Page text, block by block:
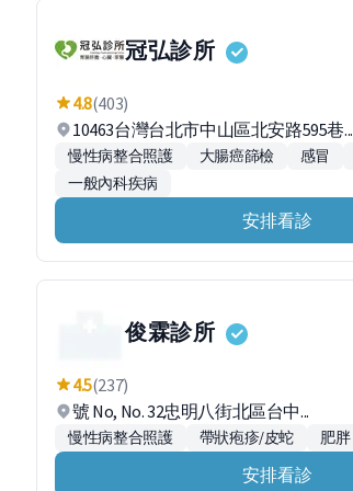
冠弘診所
4.8(403)
10463台灣台北市中山區北安路595巷...
慢性病整合照護 大腸癌篩檢 感冒
一般內科疾病
安排看診
俊霖診所
4.5(237)
號 No, No. 32忠明八街北區台中...
慢性病整合照護 帶狀疱疹/皮蛇 肥胖
安排看診